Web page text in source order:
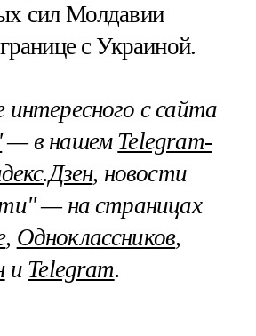
сил Молдавии
с Украиной.
с сайта
— в нашем Telegram-
, новости
— на страницах
, Одноклассников,
и Telegram.